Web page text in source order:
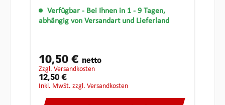
Verfügbar - Bei Ihnen in 1 - 9 Tagen,
abhängig von Versandart und Lieferland
10,50 € netto
zzgl. Versandkosten
12,50 €
inkl. MwSt. zzgl. Versandkosten